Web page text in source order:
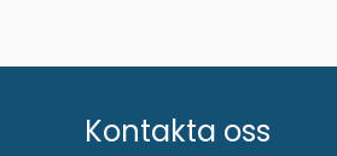
Kontakta oss